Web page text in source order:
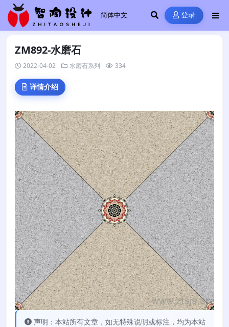
登录
ZM892-水磨石
2022-04-02 水磨石系列 334
详情介绍
声明：本站所有文章，如无特殊说明或标注，均为本站